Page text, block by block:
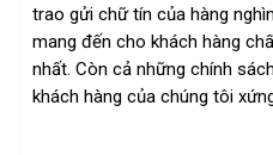
trao gửi chữ tín của hàng
mang đến cho khách hàng
nhất. Còn cả những chính
khách hàng của chúng tôi